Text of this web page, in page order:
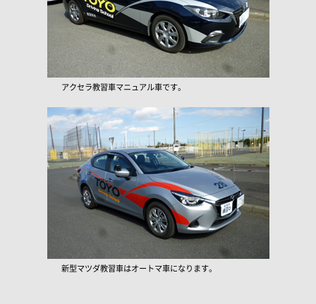
アクセラ教習車マニュアル車です。
新型マツダ教習車はオートマ車になります。